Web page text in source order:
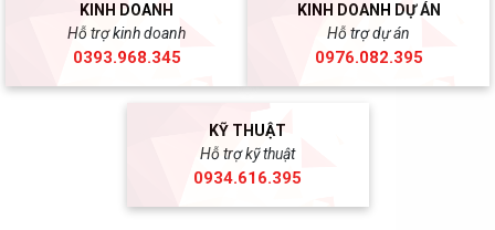
KINH DOANH
Hỗ trợ kinh doanh
0393.968.345
KINH DOANH DỰ ÁN
Hỗ trợ dự án
0976.082.395
KỸ THUẬT
Hỗ trợ kỹ thuật
0934.616.395